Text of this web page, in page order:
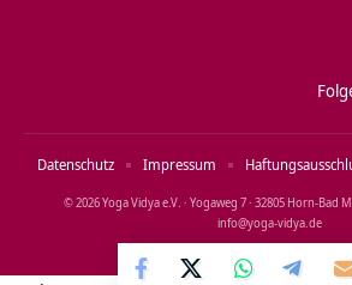
© 2026 Yoga Vidya e.V. · Yogaweg 7 · 32805 Horn‑Bad
info@yoga‑vidya.de
Datenschutz Impressum